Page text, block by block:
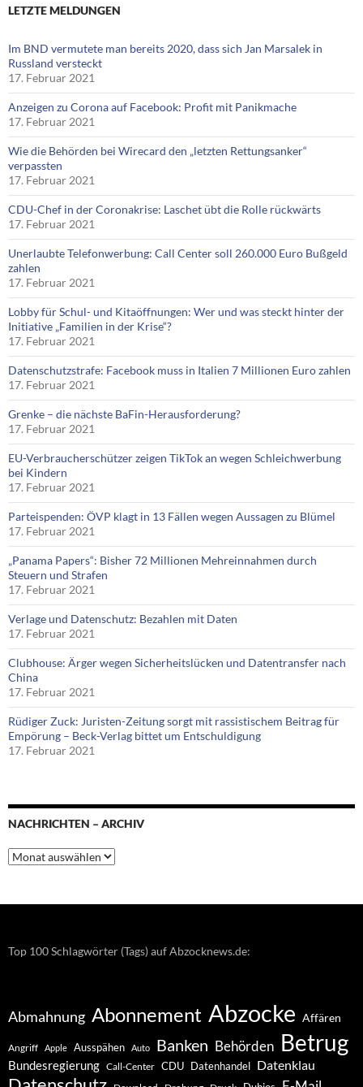
LETZTE MELDUNGEN
Im BND vermutete man bereits 2020, dass sich Jan Marsalek in
Russland versteckt
17. Februar 2021
Anzeigen zu Corona auf Facebook: Profit mit Panikmache
17. Februar 2021
Wie die Behörden bei Wirecard den „letzten Rettungsanker“
verpassten
17. Februar 2021
CDU-Chef in der Coronakrise: Laschet übt die Rolle rückwärts
17. Februar 2021
Unerlaubte Telefonwerbung: Call Center soll 260.000 Euro Bußgeld
zahlen
17. Februar 2021
Lobby für Schul- und Kitaöffnungen: Wer und was steckt hinter der
Initiative „Familien in der Krise“?
17. Februar 2021
Datenschutzstrafe: Facebook muss in Italien 7 Millionen Euro zahlen
17. Februar 2021
Grenke – die nächste BaFin-Herausforderung?
17. Februar 2021
EU-Verbraucherschützer zeigen TikTok an wegen Schleichwerbung
bei Kindern
17. Februar 2021
Parteispenden: ÖVP klagt in 13 Fällen wegen Aussagen zu Blümel
17. Februar 2021
„Panama Papers“: Bisher 72 Millionen Mehreinnahmen durch
Steuern und Strafen
17. Februar 2021
Verlage und Datenschutz: Bezahlen mit Daten
17. Februar 2021
Clubhouse: Ärger wegen Sicherheitslücken und Datentransfer nach
China
17. Februar 2021
Rüdiger Zuck: Juristen-Zeitung sorgt mit rassistischem Beitrag für
Empörung – Beck-Verlag bittet um Entschuldigung
17. Februar 2021
NACHRICHTEN – ARCHIV
Nachrichten
–
Top 100 Schlagwörter (Tags) auf Abzocknews.de:
Abmahnung Abonnement Abzocke Affären
Angriff Apple Ausspähen Auto Banken Behörden Betrug
Bundesregierung Call-Center CDU Datenhandel Datenklau